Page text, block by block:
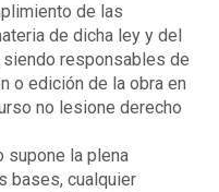
de las
de dicha ley y del
siendo responsables de
o edición de la obra en
no lesione derecho
supone la plena
bases, cualquier